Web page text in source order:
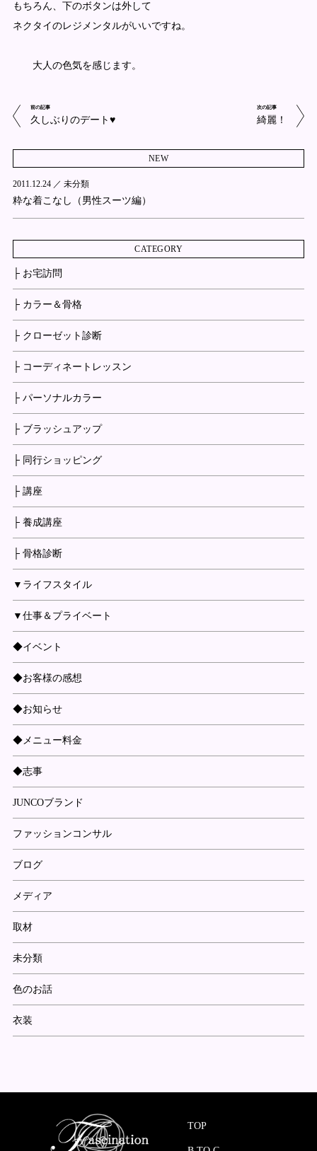
もちろん、下のボタンは外して
ネクタイのレジメンタルがいいですね。
大人の色気を感じます。
前の記事
久しぶりのデート♥
次の記事
綺麗！
NEW
2011.12.24 ／ 未分類
粋な着こなし（男性スーツ編）
CATEGORY
├ お宅訪問
├ カラー＆骨格
├ クローゼット診断
├ コーディネートレッスン
├ パーソナルカラー
├ ブラッシュアップ
├ 同行ショッピング
├ 講座
├ 養成講座
├ 骨格診断
▼ライフスタイル
▼仕事＆プライベート
◆イベント
◆お客様の感想
◆お知らせ
◆メニュー料金
◆志事
JUNCOブランド
ファッションコンサル
ブログ
メディア
取材
未分類
色のお話
衣装
TOP